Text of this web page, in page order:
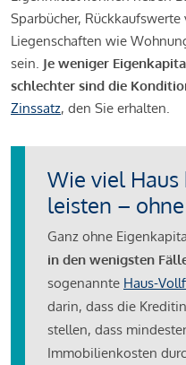
Sparbücher,
Liegenschaften wie
sein. Je weniger
schlechter sind die
Zinssatz, den Sie erhalten.
Wie viel
leisten –
Ganz ohne
in den wenigsten
sogenannte Haus-
darin, dass die
stellen, dass
Immobilienkosten